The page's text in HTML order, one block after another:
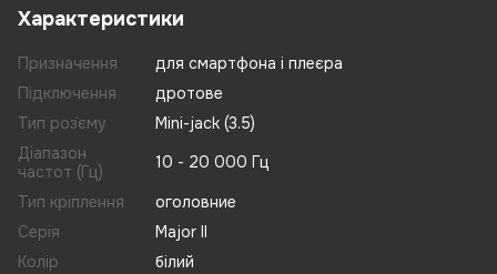
Характеристики
Призначення
для смартфона і плеєра
Підключення
дротове
Тип роз`єму
Mini-jack (3.5)
Діапазон
частот (Гц)
10 - 20 000 Гц
Тип кріплення
оголовние
Серія
Major II
Колір
білий